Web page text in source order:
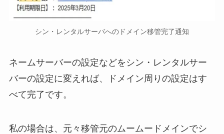
シン・レンタルサーバへのドメイン移管完了通知
ネームサーバーの設定などをシン・レンタルサー
バーの設定に変えれば、ドメイン周りの設定はす
べて完了です。
私の場合は、元々移管元のムームードメインでシ